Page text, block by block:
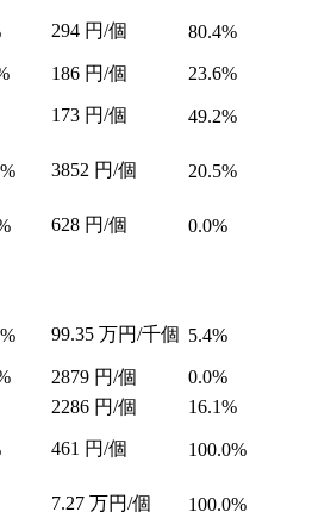
294 円/個 80.4%
186 円/個 23.6%
173 円/個 49.2%
3852 円/個 20.5%
628 円/個 0.0%
99.35 万円/千個 5.4%
2879 円/個
0.0%
2286 円/個 16.1%
461 円/個 100.0%
7.27 万円/個 100.0%